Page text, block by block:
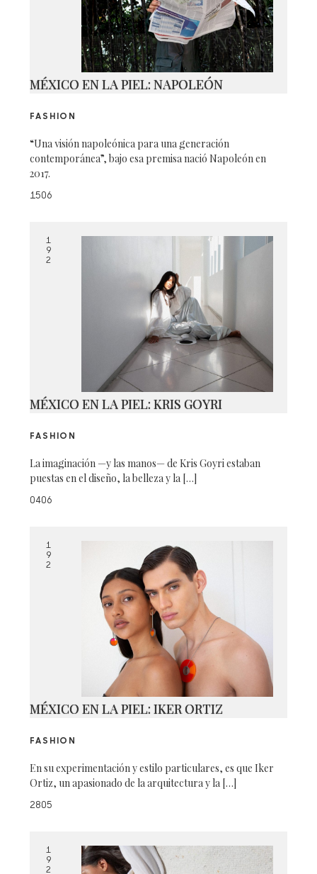
MÉXICO EN LA PIEL: NAPOLEÓN
FASHION
“Una visión napoleónica para una generación
contemporánea”, bajo esa premisa nació Napoleón en
2017.
1506
1
9
2
MÉXICO EN LA PIEL: KRIS GOYRI
FASHION
La imaginación —y las manos— de Kris Goyri estaban
puestas en el diseño, la belleza y la […]
0406
1
9
2
MÉXICO EN LA PIEL: IKER ORTIZ
FASHION
En su experimentación y estilo particulares, es que Iker
Ortiz, un apasionado de la arquitectura y la […]
2805
1
9
2